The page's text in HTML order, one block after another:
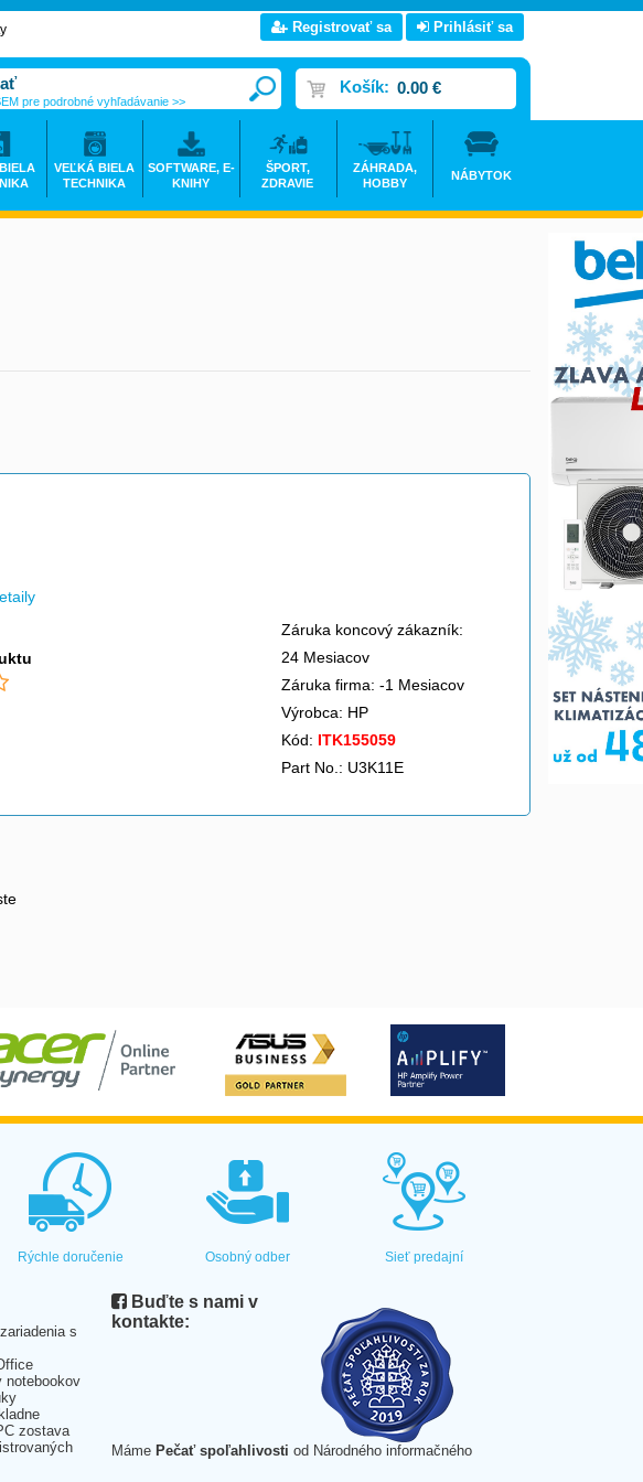
Záruka koncový zákazník:
24 Mesiacov
Záruka firma: -1 Mesiacov
Výrobca: HP
Kód: ITK155059
Part No.: U3K11E
Registrovať sa Prihlásiť sa
Košík: 0.00 €
pre podrobné vyhľadávanie >>
VEĽKÁ BIELA
TECHNIKA
SOFTWARE, E-
KNIHY
ŠPORT,
ZDRAVIE
ZÁHRADA,
HOBBY
NÁBYTOK
Rýchle doručenie Osobný odber Sieť predajní
s
notebookov
zostava
Buďte s nami v
kontakte:
Máme Pečať spoľahlivosti od Národného informačného